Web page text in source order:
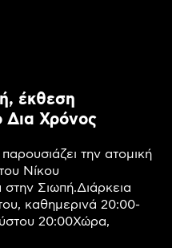
έκθεση
Χρόνος
την ατομική
Νίκου
Σιωπή.Διάρκεια
καθημερινά 20:00-
20:00Χώρα,